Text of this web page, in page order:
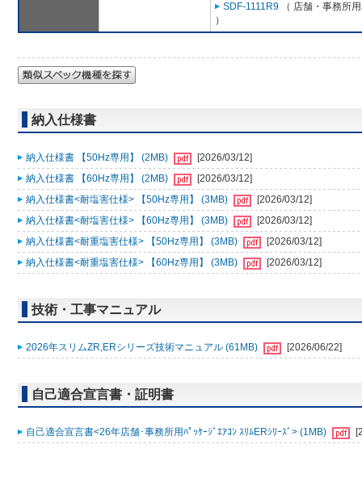
SDF-1111R9 （ 店舗・事務所
）
納入仕様書
納入仕様書 【50Hz専用】 (2MB)
[2026/03/12]
納入仕様書 【60Hz専用】 (2MB)
[2026/03/12]
納入仕様書<耐塩害仕様> 【50Hz専用】 (3MB)
[2026/03/12]
納入仕様書<耐塩害仕様> 【60Hz専用】 (3MB)
[2026/03/12]
納入仕様書<耐重塩害仕様> 【50Hz専用】 (3MB)
[2026/03/12]
納入仕様書<耐重塩害仕様> 【60Hz専用】 (3MB)
[2026/03/12]
技術・工事マニュアル
2026年スリムZR,ERシリーズ技術マニュアル (61MB) [2026/06/22]
自己適合宣言書・証明書
自己適合宣言書<26年店舗･事務所用ﾊﾟｯｹｰｼﾞｴｱｺﾝ ｽﾘﾑERｼﾘｰｽﾞ> (1MB)